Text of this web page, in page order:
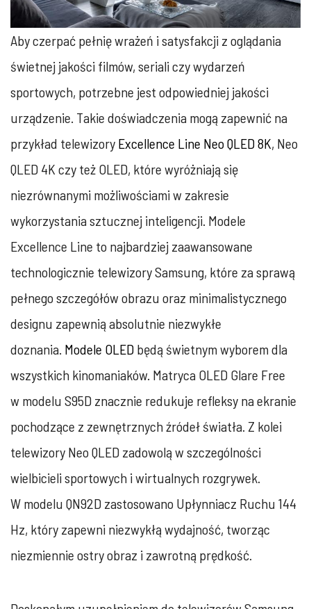
Aby czerpać pełnię wrażeń i satysfakcji z oglądania
świetnej jakości filmów, seriali czy wydarzeń
sportowych, potrzebne jest odpowiedniej jakości
urządzenie. Takie doświadczenia mogą zapewnić na
przykład telewizory Excellence Line Neo QLED 8K, Neo
QLED 4K czy też OLED, które wyróżniają się
niezrównanymi możliwościami w zakresie
wykorzystania sztucznej inteligencji. Modele
Excellence Line to najbardziej zaawansowane
technologicznie telewizory Samsung, które za sprawą
pełnego szczegółów obrazu oraz minimalistycznego
designu zapewnią absolutnie niezwykłe
doznania. Modele OLED będą świetnym wyborem dla
wszystkich kinomaniaków. Matryca OLED Glare Free
w modelu S95D znacznie redukuje refleksy na ekranie
pochodzące z zewnętrznych źródeł światła. Z kolei
telewizory Neo QLED zadowolą w szczególności
wielbicieli sportowych i wirtualnych rozgrywek.
W modelu QN92D zastosowano Upłynniacz Ruchu 144
Hz, który zapewni niezwykłą wydajność, tworząc
niezmiennie ostry obraz i zawrotną prędkość.